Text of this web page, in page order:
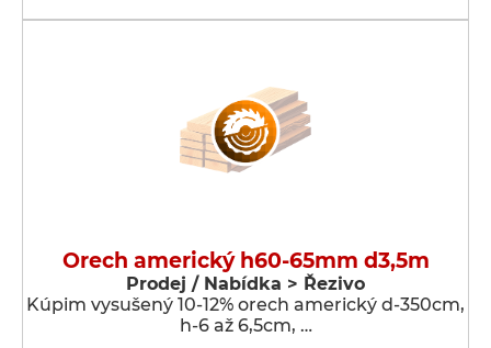
Orech americký h60-65mm d3,5m
Prodej / Nabídka > Řezivo
Kúpim vysušený 10-12% orech americký d-350cm,
h-6 až 6,5cm, …